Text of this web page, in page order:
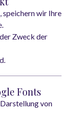
speichern wir Ihre
Zweck der
Fonts
von